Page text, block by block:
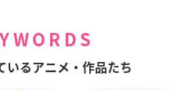
いるアニメ・作品たち